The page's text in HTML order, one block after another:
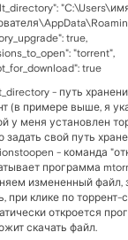
true,
"torrent",
true
- путь
(в примере выше, я
у меня установлен
свой путь
- команда
программа
измененный файл,
при клике по торрент-
откроется
скачать файл.